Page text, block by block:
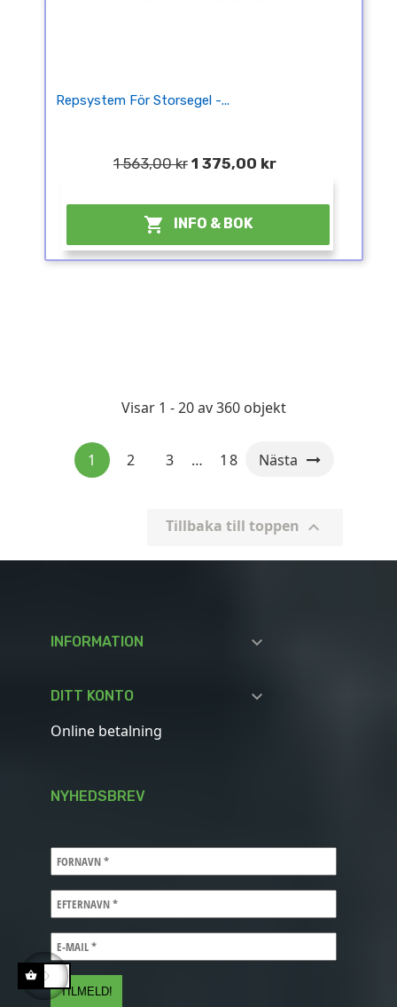
Repsystem För Storsegel -...
1 563,00 kr 1 375,00 kr
 INFO & BOK
Visar 1 - 20 av 360 objekt
1 2 3 … 18 Nästa
Tillbaka till toppen 
INFORMATION 
DITT KONTO 
Online betalning
NYHEDSBREV